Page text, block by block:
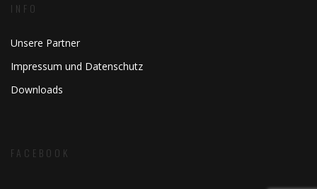
INFO
Unsere Partner
Impressum und Datenschutz
Downloads
FACEBOOK